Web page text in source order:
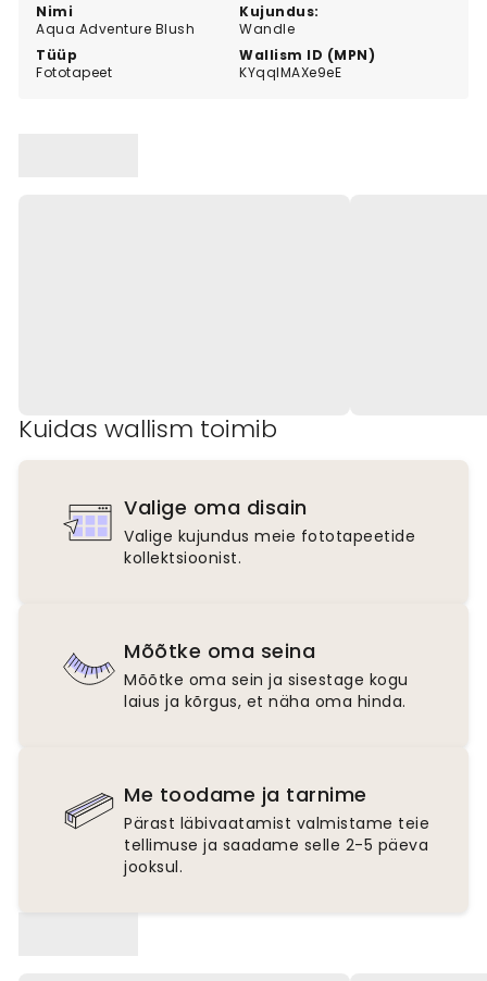
Nimi
Aqua Adventure Blush
Kujundus:
Wandle
Tüüp
Fototapeet
Wallism ID (MPN)
KYqqlMAXe9eE
with a soft, artistic feel.
Kuidas wallism toimib
Valige oma disain
Valige kujundus meie fototapeetide
kollektsioonist.
Mõõtke oma seina
Mõõtke oma sein ja sisestage kogu
laius ja kõrgus, et näha oma hinda.
Me toodame ja tarnime
Pärast läbivaatamist valmistame teie
tellimuse ja saadame selle 2-5 päeva
jooksul.